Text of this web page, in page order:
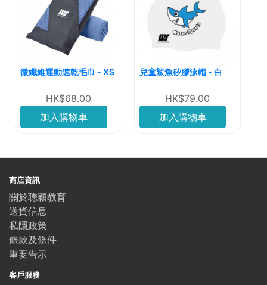
微纖維運動速乾毛巾 - XS
HK$68.00
加入購物車
兒童鯊魚矽膠泳帽 - 白
HK$79.00
加入購物車
商店資訊
關於聰穎教育
送貨信息
私隱政策
條款及條件
重要告示
客戶服務